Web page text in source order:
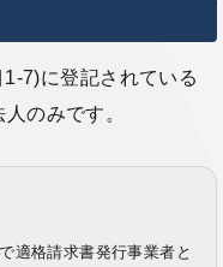
7)に登記されている
のみです。
適格請求書発行事業者と